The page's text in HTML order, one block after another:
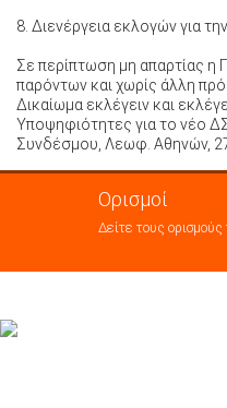
8. Διενέργεια εκλογών για
Σε περίπτωση μη απαρτίας η
παρόντων και χωρίς άλλη
Δικαίωμα εκλέγειν και
Υποψηφιότητες για το νέο
Συνδέσμου, Λεωφ. Αθηνών,
Ορισμοί
Δείτε τους